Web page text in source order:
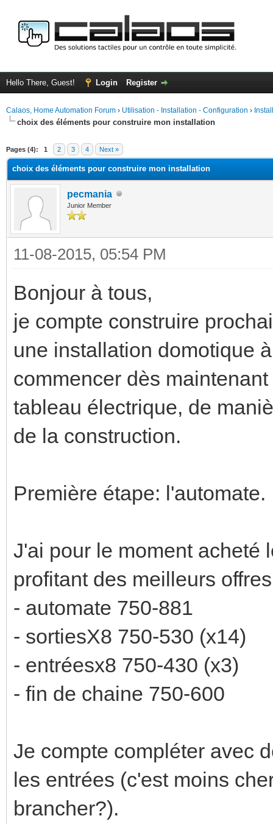
Hello There, Guest! Login Register
Calaos, Home Automation Forum › Utilisation - Installation - Configuration ›
choix des éléments pour construire mon installation
Pages (4): 1 2 3 4 Next »
choix des éléments pour construire mon installation
pecmania
Junior Member
11-08-2015, 05:54 PM
Bonjour à tous,
je compte construire
une installation domotique
commencer dès
tableau électrique, de
de la construction.
Première étape: l'automate.
J'ai pour le moment acheté
profitant des meilleurs
- automate 750-881
- sortiesX8 750-530 (x14)
- entréesx8 750-430 (x3)
- fin de chaine 750-600
Je compte compléter avec
les entrées (c'est moins
brancher?).